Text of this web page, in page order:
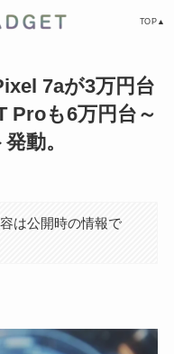
TOP▲
7aが3万円台
Proも6万円台～
動。
は公開時の情報で